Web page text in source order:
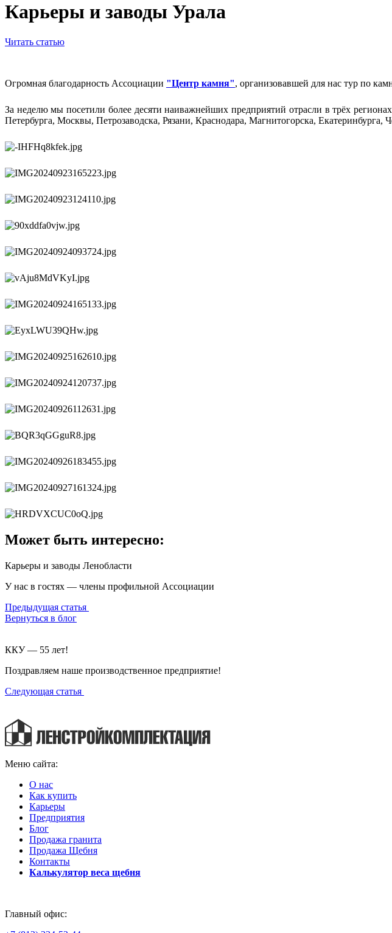
Карьеры и заводы Урала
Читать статью
Огромная благодарность Ассоциации "Центр камня", организовавшей для нас тур по
За неделю мы посетили более десяти наиважнейших предприятий отрасли в трёх
Петербурга, Москвы, Петрозаводска, Рязани, Краснодара, Магнитогорска,
Может быть интересно:
Карьеры и заводы Ленобласти
У нас в гостях — члены профильной Ассоциации
Предыдущая статья
Вернуться в блог
ККУ — 55 лет!
Поздравляем наше производственное предприятие!
Следующая статья
Меню сайта:
О нас
Как купить
Карьеры
Предприятия
Блог
Продажа гранита
Продажа Щебня
Контакты
Калькулятор веса щебня
Главный офис: